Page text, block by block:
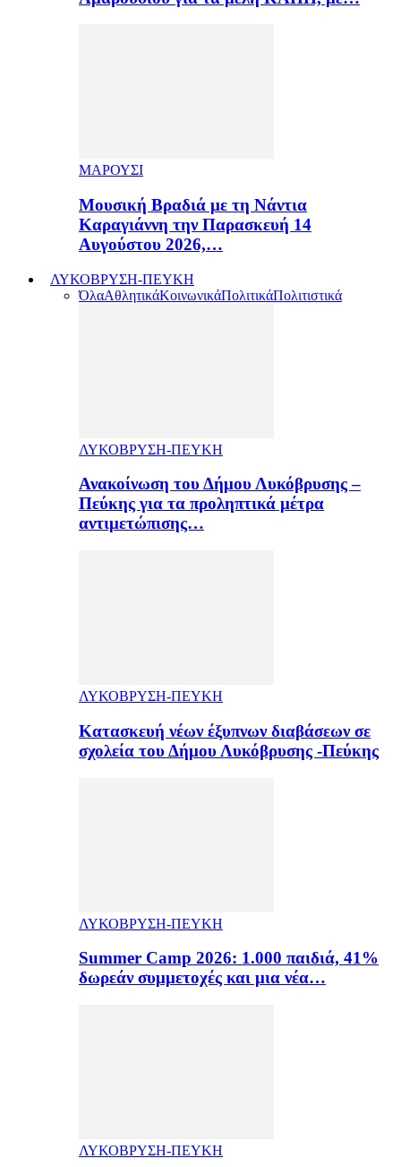
ΜΑΡΟΥΣΙ
Μουσική Βραδιά με τη Νάντια
Καραγιάννη την Παρασκευή 14
Αυγούστου 2026,…
ΛΥΚΟΒΡΥΣΗ-ΠΕΥΚΗ
ΌλαΑθλητικάΚοινωνικάΠολιτικάΠολιτιστικά
ΛΥΚΟΒΡΥΣΗ-ΠΕΥΚΗ
Ανακοίνωση του Δήμου Λυκόβρυσης –
Πεύκης για τα προληπτικά μέτρα
αντιμετώπισης…
ΛΥΚΟΒΡΥΣΗ-ΠΕΥΚΗ
Κατασκευή νέων έξυπνων διαβάσεων σε
σχολεία του Δήμου Λυκόβρυσης -Πεύκης
ΛΥΚΟΒΡΥΣΗ-ΠΕΥΚΗ
Summer Camp 2026: 1.000 παιδιά, 41%
δωρεάν συμμετοχές και μια νέα…
ΛΥΚΟΒΡΥΣΗ-ΠΕΥΚΗ